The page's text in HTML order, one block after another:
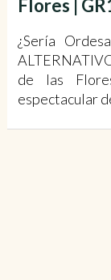
Flores |
¿Sería
de las
espectacular